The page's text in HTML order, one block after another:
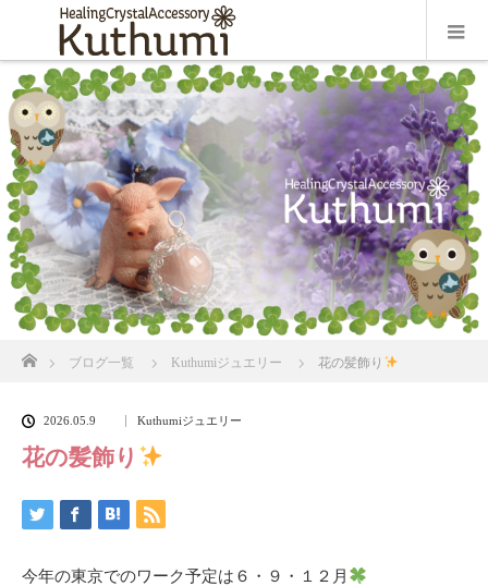
ブログ一覧 Kuthumiジュエリー 花の髪飾り
2026.05.9 Kuthumiジュエリー
花の髪飾り
今年の東京でのワーク予定は６・９・１２月